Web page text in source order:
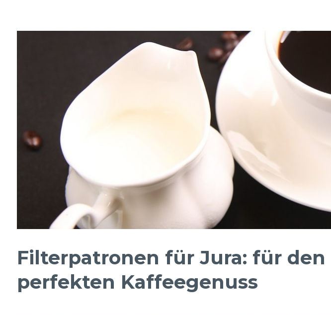
Filterpatronen für Jura: für den
perfekten Kaffeegenuss